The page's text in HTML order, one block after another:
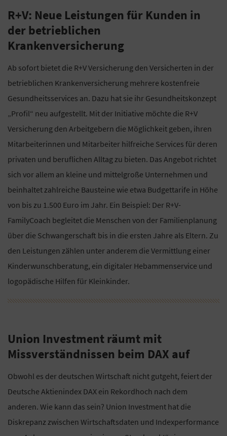
R+V: Neue Leistungen für Kunden in
der betrieblichen
Krankenversicherung
Ab sofort bietet die R+V Versicherung den Versicherten in der
betrieblichen Krankenversicherung mehrere kostenfreie
Gesundheitsservices an. Dazu hat sie ihr Gesundheitskonzept
„Profil“ neu aufgestellt. Mit der Initiative möchte die R+V
Versicherung den Arbeitgebern die Möglichkeit geben, ihren
Mitarbeiterinnen und Mitarbeiter hilfreiche Services für deren
privaten und beruflichen Alltag zu bieten. Das Angebot richtet
sich vor allem an kleine und mittelgroße Unternehmen und
beinhaltet zahlreiche Bausteine wie etwa Budgettarife in Höhe
von bis zu 1.500 Euro im Jahr. Ein Beispiel: Der R+V-
FamilyCoach begleitet die Menschen von der Familienplanung
über die Schwangerschaft bis in die ersten Jahre als Eltern. Zu
den Leistungen zählen unter anderem die Vermittlung einer
Kinderwunschberatung, ein digitaler Hebammenservice und
logopädische Hilfen für Kleinkinder.
Union Investment räumt mit
Missverständnissen beim DAX auf
Obwohl es der deutschen Wirtschaft nicht gutgeht, feiert der
Deutsche Aktienindex DAX ein Rekordhoch nach dem
anderen. Wie kann das sein? Union Investment hat die
Diskrepanz zwischen Wirtschaftsdaten und Indexperformance